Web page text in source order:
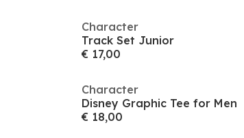
Character
Track Set Junior
€ 17,00
Character
Disney Graphic Tee for Men
€ 18,00